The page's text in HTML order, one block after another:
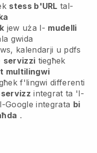
stess b'URL tal-
jew uża l- mudelli
gwida
kalendarji u pdfs
servizzi tiegħek
multilingwi
f'lingwi differenti
integrat ta 'l-
Google integrata bi
.